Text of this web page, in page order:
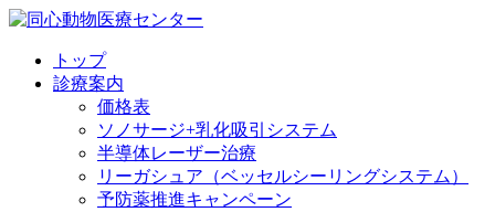
トップ
診療案内
価格表
ソノサージ+乳化吸引システム
半導体レーザー治療
リーガシュア（ベッセルシーリングシステム）
予防薬推進キャンペーン